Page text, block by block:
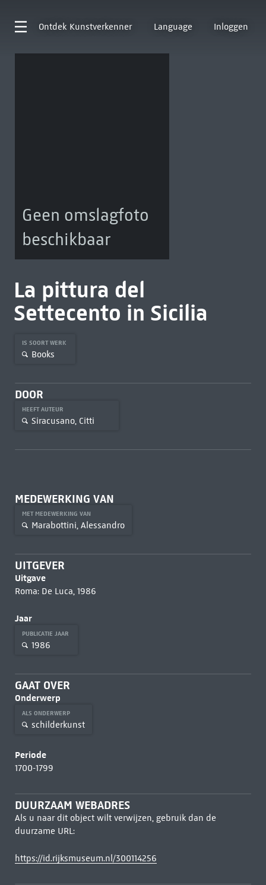
Ontdek Kunstverkenner Language Inloggen
Geen omslagfoto
beschikbaar
La pittura del
Settecento in Sicilia
IS SOORT WERK
Books
DOOR
HEEFT AUTEUR
Siracusano, Citti
MEDEWERKING VAN
MET MEDEWERKING VAN
Marabottini, Alessandro
UITGEVER
Uitgave
Roma: De Luca, 1986
Jaar
PUBLICATIE JAAR
1986
GAAT OVER
Onderwerp
ALS ONDERWERP
schilderkunst
Periode
1700-1799
DUURZAAM WEBADRES
Als u naar dit object wilt verwijzen, gebruik dan de
duurzame URL:
https://id.rijksmuseum.nl/300114256